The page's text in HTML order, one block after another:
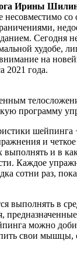
Ирины
несовместимо со
Сегодня
худобе,
на
2021 года.
программу
шейпинга
и
выполнять и в
Каждое
сотни раз,
выполнять в
можно
свои мышцы,